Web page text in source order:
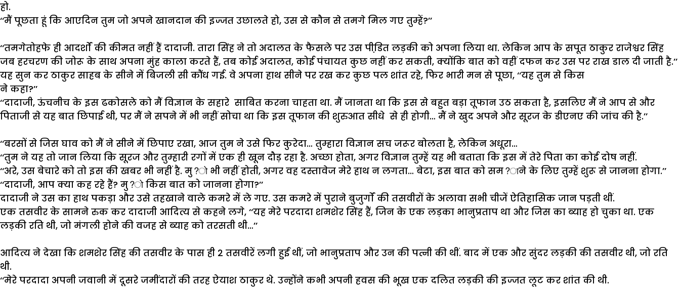
हो.
‘‘मैं पूछता हूं कि आएदिन तुम जो अपने खानदान की इज्जत उछालते हो, उस से कौन से तमगे मिल गए तुम्हें?’’
‘‘तमगेतोहफे ही आदर्शों की कीमत नहीं हैं दादाजी. तारा सिंह ने तो अदालत के फैसले पर उस पीडि़त लड़की को अपना लिया था. लेकिन आप के सपूत ठाकुर राजेश्वर सिंह
जब हरचरण की जोरू के साथ अपना मुंह काला करते हैं, तब कोई अदालत, कोई पंचायत कुछ नहीं कर सकती, क्योंकि बात को वहीं दफन कर उस पर राख डाल दी जाती है.’’
यह सुन कर ठाकुर साहब के सीने में बिजली सी कौंध गई. वे अपना हाथ सीने पर रख कर कुछ पल शांत रहे, फिर भारी मन से पूछा, ‘‘यह तुम से किस
ने कहा?’’
‘‘दादाजी, ऊंचनीच के इस ढकोसले को मैं विज्ञान के सहारे साबित करना चाहता था. मैं जानता था कि इस से बहुत बड़ा तूफान उठ सकता है, इसलिए मैं ने आप से और
पिताजी से यह बात छिपाई थी, पर मैं ने सपने में भी नहीं सोचा था कि इस तूफान की शुरुआत सीधे से ही होगी… मैं ने खुद अपने और सूरज के डीएनए की जांच की है.’’
‘‘बरसों से जिस घाव को मैं ने सीने में छिपाए रखा, आज तुम ने उसे फिर कुरेदा… तुम्हारा विज्ञान सच जरूर बोलता है, लेकिन अधूरा…
‘‘तुम ने यह तो जान लिया कि सूरज और तुम्हारी रगों में एक ही खून दौड़ रहा है. अच्छा होता, अगर विज्ञान तुम्हें यह भी बताता कि इस में तेरे पिता का कोई दोष नहीं.
‘‘अरे, उस बेचारे को तो इस की खबर भी नहीं है. मु? भी नहीं होती, अगर वह दस्तावेज मेरे हाथ न लगता… बेटा, इस बात को सम?ाने के लिए तुम्हें शुरू से जानना होगा.’’
‘‘दादाजी, आप क्या कह रहे हैं? मु? किस बात को जानना होगा?’’
दादाजी ने उस का हाथ पकड़ा और उसे तहखाने वाले कमरे में ले गए. उस कमरे में पुराने बुजुर्गों की तसवीरों के अलावा सभी चीजें ऐतिहासिक जान पड़ती थीं.
एक तसवीर के सामने रुक कर दादाजी आदित्य से कहने लगे, ‘‘यह मेरे परदादा शमशेर सिंह हैं, जिन के एक लड़का भानुप्रताप था और जिस का ब्याह हो चुका था. एक
लड़की रति थी, जो मंगली होने की वजह से ब्याह को तरसती थी…’’
आदित्य ने देखा कि शमशेर सिंह की तसवीर के पास ही 2 तसवीरें लगी हुई थीं, जो भानुप्रताप और उन की पत्नी की थीं. बाद में एक और सुंदर लड़की की तसवीर थी, जो रति
थी.
‘‘मेरे परदादा अपनी जवानी में दूसरे जमींदारों की तरह ऐयाश ठाकुर थे. उन्होंने कभी अपनी हवस की भूख एक दलित लड़की की इज्जत लूट कर शांत की थी.